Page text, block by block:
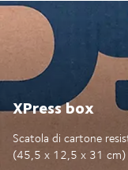
XPress box
Scatola di cartone
(45,5 x 12,5 x 31 cm)